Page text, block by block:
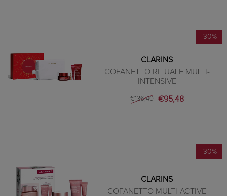
-30%
CLARINS
COFANETTO RITUALE MULTI-
INTENSIVE
€136,40 €95,48
-30%
CLARINS
COFANETTO MULTI-ACTIVE